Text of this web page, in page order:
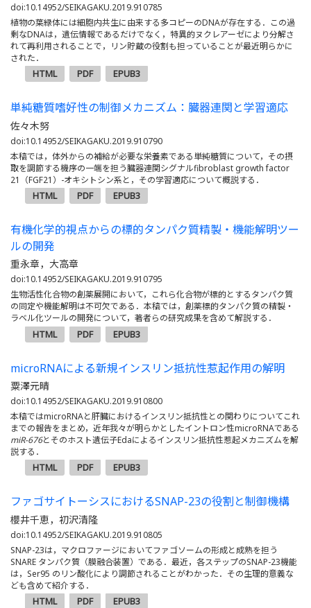
doi:10.14952/SEIKAGAKU.2019.910785
植物の葉緑体には細胞内共生に由来する多コピーのDNAが存在する．この過
剰なDNAは，遺伝情報であるだけでなく，特異的ヌクレアーゼにより分解さ
れて再利用されることで，リン貯蔵の役割も担っていることが最近明らかに
された．
HTML PDF EPUB3
単純糖質嗜好性の制御メカニズム：臓器連関と学習適応
佐々木努
doi:10.14952/SEIKAGAKU.2019.910790
本稿では，体外からの補給が必要な栄養素である単純糖質について，その摂
取を調節する機序の一端を担う臓器連関シグナルfibroblast growth factor
21（FGF21）-オキシトシン系と，その学習適応について概説する．
HTML PDF EPUB3
有機化学的視点からの標的タンパク質精製・機能解明ツー
ルの開発
重永章，大高章
doi:10.14952/SEIKAGAKU.2019.910795
生物活性化合物の創薬展開において，これら化合物が標的とするタンパク質
の同定や機能解明は不可欠である．本稿では，創薬標的タンパク質の精製・
ラベル化ツールの開発について，著者らの研究成果を含めて解説する．
HTML PDF EPUB3
microRNAによる新規インスリン抵抗性惹起作用の解明
粟澤元晴
doi:10.14952/SEIKAGAKU.2019.910800
本稿ではmicroRNAと肝臓におけるインスリン抵抗性との関わりについてこれ
までの報告をまとめ，近年我々が明らかとしたイントロン性microRNAである
miR-676とそのホスト遺伝子Edaによるインスリン抵抗性惹起メカニズムを解
説する．
HTML PDF EPUB3
ファゴサイトーシスにおけるSNAP-23の役割と制御機構
櫻井千恵，初沢清隆
doi:10.14952/SEIKAGAKU.2019.910805
SNAP-23は，マクロファージにおいてファゴソームの形成と成熟を担う
SNARE タンパク質（膜融合装置）である．最近，各ステップのSNAP-23機能
は，Ser95 のリン酸化により調節されることがわかった．その生理的意義な
ども含めて紹介する．
HTML PDF EPUB3